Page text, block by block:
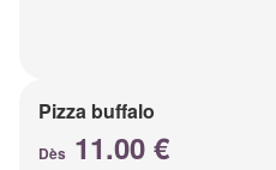
Pizza buffalo
Dès 11.00 €